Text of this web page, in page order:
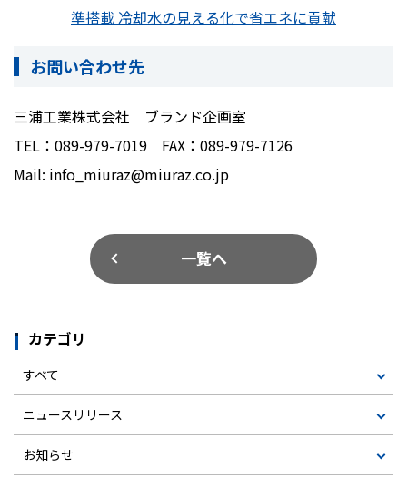
準搭載 冷却水の見える化で省エネに貢献
お問い合わせ先
三浦工業株式会社 ブランド企画室
TEL：089-979-7019 FAX：089-979-7126
Mail: info_miuraz@miuraz.co.jp
一覧へ
カテゴリ
すべて
ニュースリリース
お知らせ